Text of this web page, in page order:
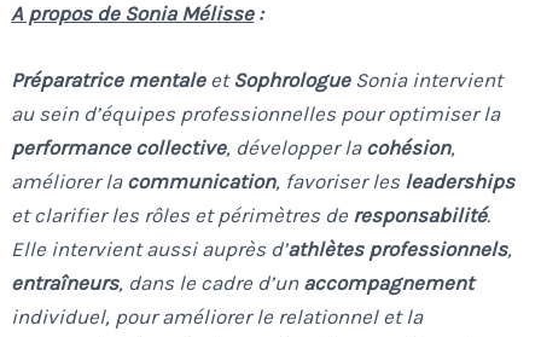
A propos de Sonia Mélisse:
Préparatrice mentaleet SophrologueSonia intervient
au sein d’équipes professionnelles pour optimiser la
performance collective, développer la cohésion,
améliorer la communication, favoriser les leaderships
et clarifier les rôles et périmètres de responsabilité.
Elle intervient aussi auprès d’athlètes professionnels,
entraîneurs, dans le cadre d’un accompagnement
individuel, pour améliorer le relationnel et la